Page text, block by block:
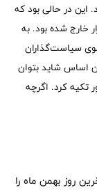
در حالی بود که
از بازار خارج شده بود. به
سیاست‌گذاران
اساس شاید بتوان
تکیه کرد. اگرچه
روز بهمن ماه را